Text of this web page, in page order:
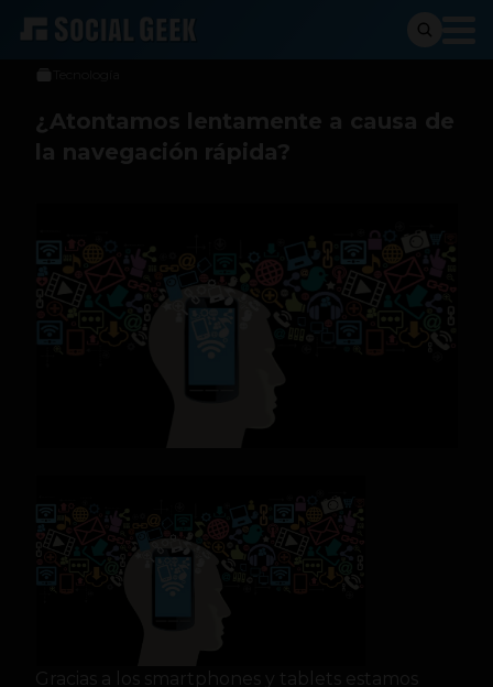
Alejo Escobar Camacho
¿Atontamos lentamente a causa de
la navegación rápida?
Gracias a los smartphones y tablets estamos